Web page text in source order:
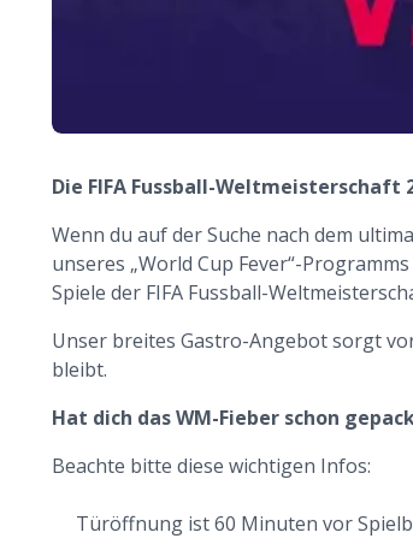
Die FIFA Fussball-Weltmeisterschaft
Wenn du auf der Suche nach dem
unseres „World Cup Fever“-
Spiele der FIFA Fussball-
Unser breites Gastro-Angebot sorgt
bleibt.
Hat dich das WM-Fieber schon
Beachte bitte diese wichtigen Infos:
Türöffnung ist 60 Minuten vor